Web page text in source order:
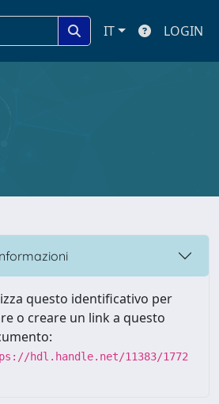
IT LOGIN
questo identificativo per
o creare un link a questo
hdl.handle.net/11383/1772